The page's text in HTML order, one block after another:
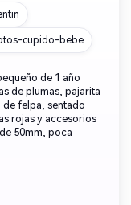
cupido-bebe
de 1 año
de plumas, pajarita
de felpa, sentado
rojas y accesorios
50mm, poca